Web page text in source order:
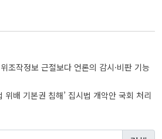
조작정보 근절보다 언론의 감시·비판 기능
위배 기본권 침해’ 집시법 개악안 국회 처리